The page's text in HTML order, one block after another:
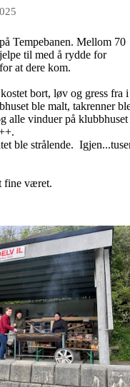
Tempebanen. Mellom 70
til med å rydde for
at dere kom.
bort, løv og gress fra i
ble malt, takrenner
alle vinduer på klubbhuset
ble strålende.
fine været.